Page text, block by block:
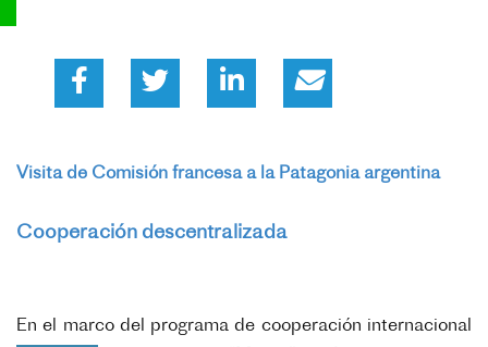
Visita de Comisión francesa a la Patagonia argentina
Cooperación descentralizada
En el marco del programa de cooperación internacional